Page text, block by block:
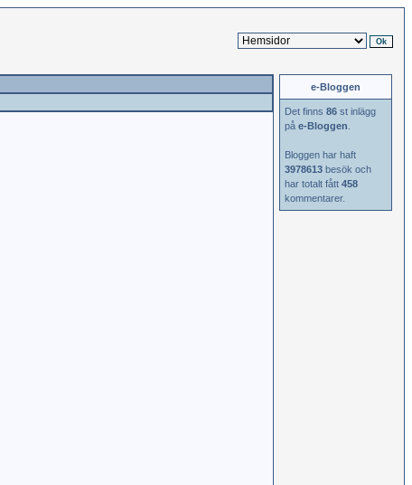
e-Bloggen
Det finns 86 st inlägg
på e-Bloggen
Bloggen har haft
3978613 besök och
har totalt fått 458
kommentarer.